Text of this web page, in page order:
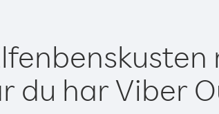
du har Viber